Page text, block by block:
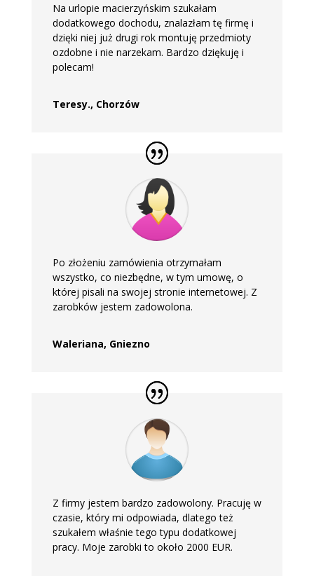
Na urlopie macierzyńskim szukałam
dodatkowego dochodu, znalazłam tę firmę i
dzięki niej już drugi rok montuję przedmioty
ozdobne i nie narzekam. Bardzo dziękuję i
polecam!
Teresy., Chorzów
Po złożeniu zamówienia otrzymałam
wszystko, co niezbędne, w tym umowę, o
której pisali na swojej stronie internetowej. Z
zarobków jestem zadowolona.
Waleriana, Gniezno
Z firmy jestem bardzo zadowolony. Pracuję w
czasie, który mi odpowiada, dlatego też
szukałem właśnie tego typu dodatkowej
pracy. Moje zarobki to około 2000 EUR.